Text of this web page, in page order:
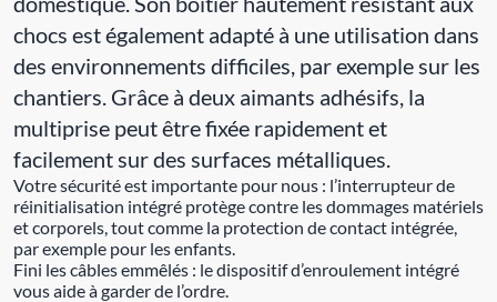
chocs est également adapté à une utilisation dans
des environnements difficiles, par exemple sur les
chantiers. Grâce à deux aimants adhésifs, la
multiprise peut être fixée rapidement et
facilement sur des surfaces métalliques.
Votre sécurité est importante pour nous : l’interrupteur de
réinitialisation intégré protège contre les dommages matériels
et corporels, tout comme la protection de contact intégrée,
par exemple pour les enfants.
Fini les câbles emmêlés : le dispositif d’enroulement intégré
vous aide à garder de l’ordre.